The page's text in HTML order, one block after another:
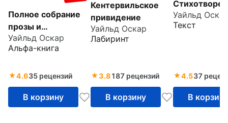
Полное собрание
прозы и
драматургии в
одном томе
Уайльд Оскар
Альфа-книга
4.635 рецензий
В корзину
Кентервильское
привидение
Уайльд Оскар
Лабиринт
3.8187 рецензий
В корзину
Уайльд
Текст
4.537
В корзину